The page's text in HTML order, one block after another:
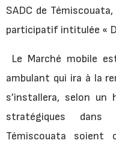
SADC de
participatif intitulée «
Le Marché mobile
ambulant qui ira à la
s’installera, selon un
stratégiques dans
Témiscouata